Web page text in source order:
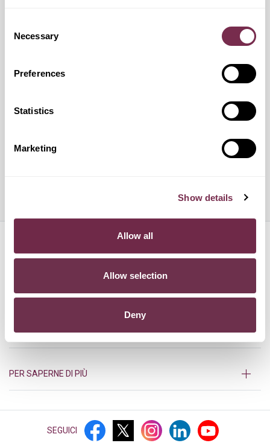
Selection
Necessary
Preferences
Statistics
Marketing
Show details
Allow all
Allow selection
Deny
Sei un nuovo cliente?
Entra subito in Hurry!
scopri le offerte su Noleggio a lungo termine e Usato
garantito.
SUPPORTO
PER SAPERNE DI PIÙ
SEGUICI